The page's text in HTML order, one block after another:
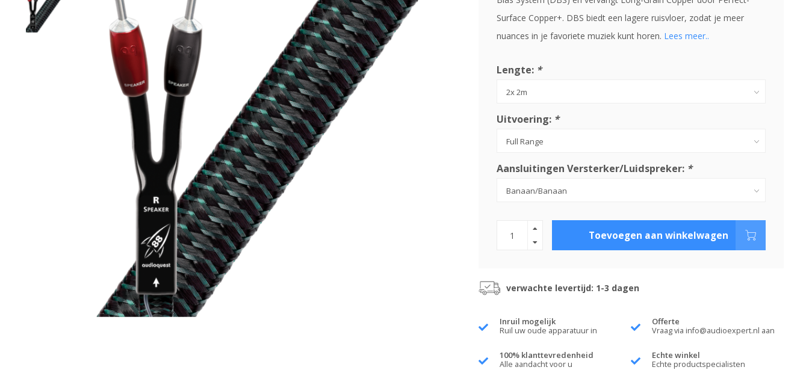
Surface Copper+. DBS biedt een lagere ruisvloer, zodat je meer
nuances in je favoriete muziek kunt horen. Lees meer..
Lengte: *
Uitvoering: *
Aansluitingen Versterker/Luidspreker: *
Toevoegen aan winkelwagen
verwachte levertijd: 1-3 dagen
Inruil mogelijk
Ruil uw oude apparatuur in
Offerte
Vraag via info@audioexpert.nl aan
100% klanttevredenheid
Alle aandacht voor u
Echte winkel
Echte productspecialisten